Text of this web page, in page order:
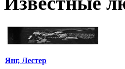
Янг, Лестер